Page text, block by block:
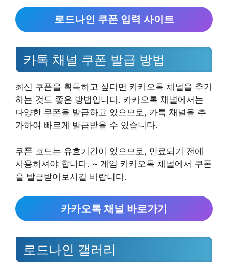
로드나인 쿠폰 입력 사이트
카톡 채널 쿠폰 발급 방법
최신 쿠폰을 획득하고 싶다면 카카오톡 채널을 추가
하는 것도 좋은 방법입니다. 카카오톡 채널에서는
다양한 쿠폰을 발급하고 있으므로, 카톡 채널을 추
가하여 빠르게 발급받을 수 있습니다.
쿠폰 코드는 유효기간이 있으므로, 만료되기 전에
사용하셔야 합니다. ~ 게임 카카오톡 채널에서 쿠폰
을 발급받아보시길 바랍니다.
카카오톡 채널 바로가기
로드나인 갤러리